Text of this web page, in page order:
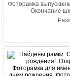
Фоторамка
Окончание